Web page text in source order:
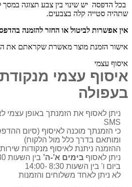
בכל הדפסה יש שינוי בין צבע תצוגה במסך
שתהיה סטייה קלה בצבעים.
אין אפשרות לביטול או החזר להזמנה
אישור הזמנת מוצר מאשרת שקראתם את
איסוף עצמי
איסוף עצמי
בעפולה
ניתן לאסוף את הזמנתך באופן עצמי
SMS
ומותאם בדרך כלל מול הלקוח)
ההזמנה ניתנת לאיסוף מנקודות שירות
ניתן לאסוף בימים א’-ה’ בין השעות 08:30-21:30
ביום ו' בין השעות 8:30 -14:00
לא ניתן לאחד משלוחים והזמנות